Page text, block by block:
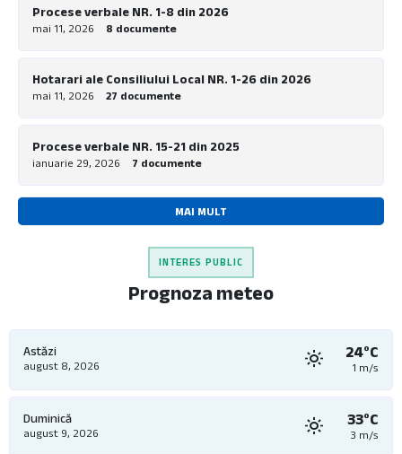
Procese verbale NR. 1-8 din 2026
mai 11, 2026 8 documente
Hotarari ale Consiliului Local NR. 1-26 din 2026
mai 11, 2026 27 documente
Procese verbale NR. 15-21 din 2025
ianuarie 29, 2026 7 documente
MAI MULT
INTERES PUBLIC
Prognoza meteo
Astăzi
august 8, 2026
24°C
1 m/s
Duminică
august 9, 2026
33°C
3 m/s